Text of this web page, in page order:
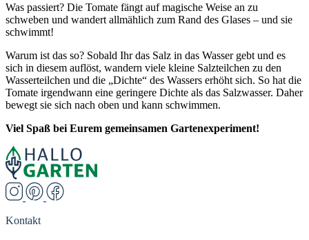
Was passiert? Die Tomate fängt auf magische Weise an zu
schweben und wandert allmählich zum Rand des Glases – und sie
schwimmt!
Warum ist das so? Sobald Ihr das Salz in das Wasser gebt und es
sich in diesem auflöst, wandern viele kleine Salzteilchen zu den
Wasserteilchen und die „Dichte“ des Wassers erhöht sich. So hat die
Tomate irgendwann eine geringere Dichte als das Salzwasser. Daher
bewegt sie sich nach oben und kann schwimmen.
Viel Spaß bei Eurem gemeinsamen Gartenexperiment!
Kontakt